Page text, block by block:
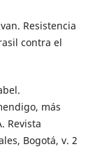
Resistencia
contra el
más
Revista
Bogotá, v. 2